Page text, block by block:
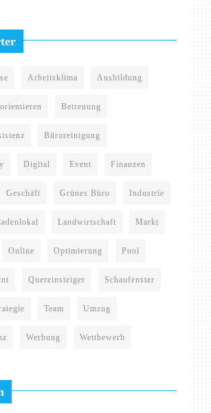
Arbeitsklima Ausbildung
Betreuung
Büroreinigung
Digital Event Finanzen
Geschäft Grünes Büro Industrie
Landwirtschaft Markt
Online Optimierung Pool
Quereinsteiger Schaufenster
Team Umzug
Werbung Wettbewerb